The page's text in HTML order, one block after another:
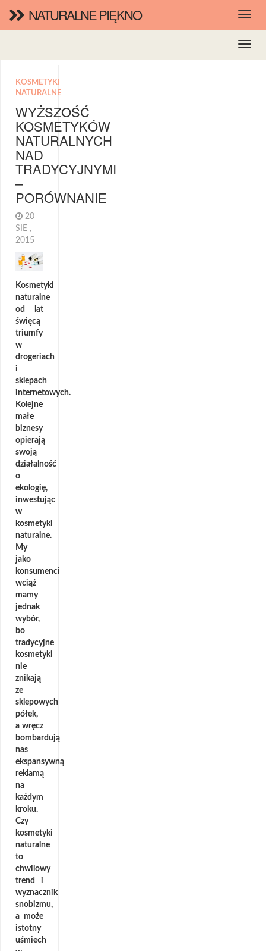
NATURALNE PIĘKNO
KOSMETYKI
NATURALNE
WYŻSZOŚĆ
KOSMETYKÓW
NATURALNYCH
NAD
TRADYCYJNYMI
–
PORÓWNANIE
20
SIE ,
2015
Kosmetyki
naturalne
od lat
święcą
triumfy
w
drogeriach
i
sklepach
internetowych.
Kolejne
małe
biznesy
opierają
swoją
działalność
o
ekologię,
inwestując
w
kosmetyki
naturalne.
My
jako
konsumenci
wciąż
mamy
jednak
wybór,
bo
tradycyjne
kosmetyki
nie
znikają
ze
sklepowych
półek,
a wręcz
bombardują
nas
ekspansywną
reklamą
na
każdym
kroku.
Czy
kosmetyki
naturalne
to
chwilowy
trend i
wyznacznik
snobizmu,
a może
istotny
uśmiech